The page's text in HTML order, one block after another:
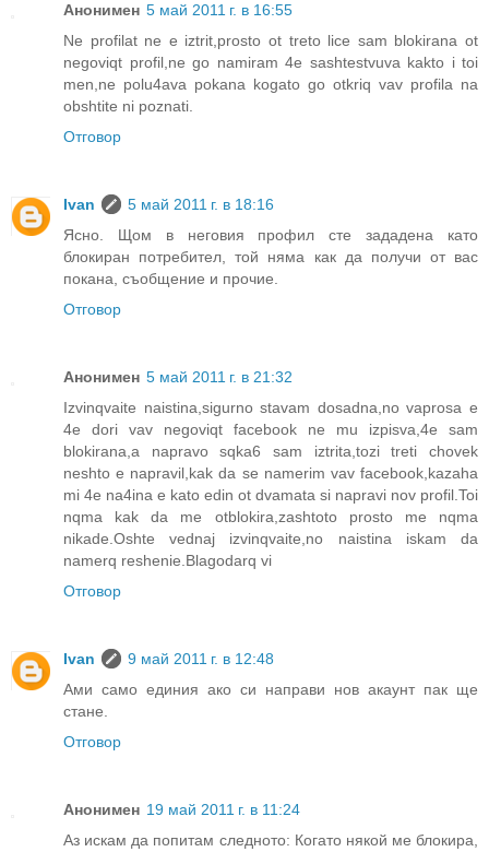
Анонимен 5 май 2011 г. в 16:55
Ne profilat ne e iztrit,prosto ot treto lice sam blokirana ot
negoviqt profil,ne go namiram 4e sashtestvuva kakto i toi
men,ne polu4ava pokana kogato go otkriq vav profila na
obshtite ni poznati.
Отговор
Ivan
5 май 2011 г. в 18:16
Ясно. Щом в неговия профил сте зададена като
блокиран потребител, той няма как да получи от вас
покана, съобщение и прочие.
Отговор
Анонимен 5 май 2011 г. в 21:32
Izvinqvaite naistina,sigurno stavam dosadna,no vaprosa e
4e dori vav negoviqt facebook ne mu izpisva,4e sam
blokirana,a napravo sqka6 sam iztrita,tozi treti chovek
neshto e napravil,kak da se namerim vav facebook,kazaha
mi 4e na4ina e kato edin ot dvamata si napravi nov profil.Toi
nqma kak da me otblokira,zashtoto prosto me nqma
nikade.Oshte vednaj izvinqvaite,no naistina iskam da
namerq reshenie.Blagodarq vi
Отговор
Ivan
9 май 2011 г. в 12:48
Ами само единия ако си направи нов акаунт пак ще
стане.
Отговор
Анонимен 19 май 2011 г. в 11:24
Аз искам да попитам следното: Когато някой ме блокира,